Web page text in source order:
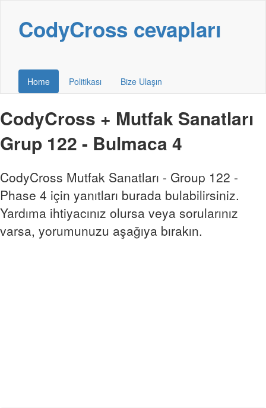
CodyCross cevapları
Home Politikası Bize Ulaşın
CodyCross + Mutfak Sanatları
Grup 122 - Bulmaca 4
CodyCross Mutfak Sanatları - Group 122 -
Phase 4 için yanıtları burada bulabilirsiniz.
Yardıma ihtiyacınız olursa veya sorularınız
varsa, yorumunuzu aşağıya bırakın.